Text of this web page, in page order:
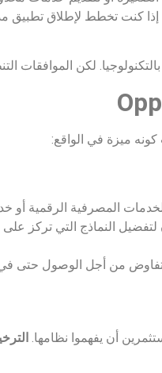
كنت تخطط لإطلاق تطبيق
لكن الموافقات
ميزة في الواقع:
الخدمات المصرفية
لتفضيل النماذج التي تركز على
التفاوض من أجل الوصول
أن يفهموا نظامها.